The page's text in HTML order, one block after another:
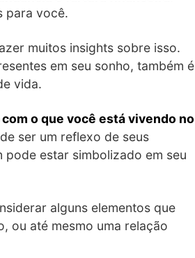
para você.
muitos insights sobre isso.
em seu sonho, também é
vida.
o que você está vivendo no
ser um reflexo de seus
estar simbolizado em seu
alguns elementos que
ou até mesmo uma relação